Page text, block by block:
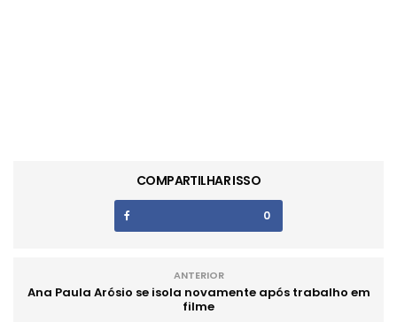
COMPARTILHAR ISSO
0
ANTERIOR
Ana Paula Arósio se isola novamente após trabalho em
filme